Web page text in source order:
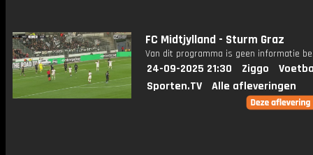
FC Midtjylland - Sturm Graz
Van dit programma is geen informatie
24-09-2025 21:30 Ziggo
Sporten.TV
Alle afleveringen